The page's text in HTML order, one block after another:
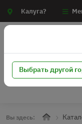
Калуга?
Вы здесь:
Выбрать другой